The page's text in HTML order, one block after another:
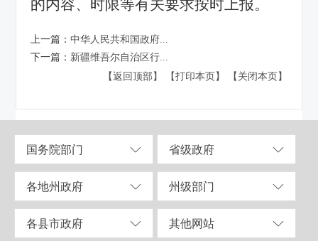
的内容、时限等有关要求按时上报。
上一篇：中华人民共和国政府...
下一篇： 新疆维吾尔自治区行...
【返回顶部】
【打印本页】 【关闭本页】
国务院部门 省级政府
各地州政府 州级部门
各县市政府 其他网站